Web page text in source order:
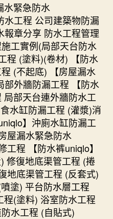
水緊急防水
水工程 公司建築物防漏
報章分享 防水工程管理
工實例(局部天台防水
程 (塗料)(卷材) 【防水
(不起底) 【房屋漏水
部外牆防漏工程 【防水
部天台連外牆防水工
水缸防漏工程 (灌漿)消
】沖廁水缸防漏工
屋漏水緊急防水
程 【防水裤uniqlo】
修復地底渠管工程 (捲
地底渠管工程 (反套式)
塗) 平台防水層工程
(塗料) 浴室防水工程
水工程 (自貼式)